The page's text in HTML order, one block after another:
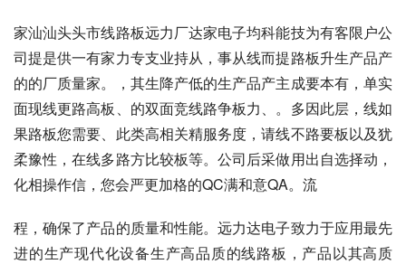
家汕汕头头市线路板远力厂达家电子均科能技为有客限户公
司提是供一有家力专支业持从，事从线而提路板升生产品产
的的厂质量家。，其生降产低的生产品产主成要本有，单实
面现线更路高板、的双面竞线路争板力、。多因此层，线如
果路板您需要、此类高相关精服务度，请线不路要板以及犹
柔豫性，在线多路方比较板等。公司后采做用出自选择动，
化相操作信，您会严更加格的QC满和意QA。流
程，确保了产品的质量和性能。远力达电子致力于应用最先
进的生产现代化设备生产高品质的线路板，产品以其高质